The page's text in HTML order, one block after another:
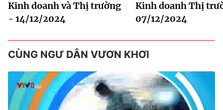
Kinh doanh và Thị trường
- 14/12/2024
Kinh doanh Thị
07/12/2024
CÙNG NGƯ DÂN VƯƠN KHƠI